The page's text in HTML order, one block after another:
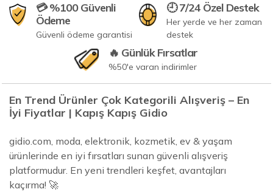
💳 %100 Güvenli
Ödeme
Güvenli ödeme garantisi
🕘 7/24 Özel Destek
Her yerde ve her zaman
destek
🔥 Günlük Fırsatlar
%50'e varan indirimler
En Trend Ürünler Çok Kategorili Alışveriş – En
İyi Fiyatlar | Kapış Kapış Gidio
gidio.com, moda, elektronik, kozmetik, ev & yaşam
ürünlerinde en iyi fırsatları sunan güvenli alışveriş
platformudur. En yeni trendleri keşfet, avantajları
kaçırma! 🚀